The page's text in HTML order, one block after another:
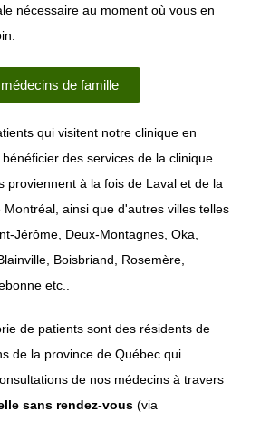
nécessaire au moment où vous en
de famille
qui visitent notre clinique en
des services de la clinique
proviennent à la fois de Laval et de la
ainsi que d'autres villes telles
Jérôme, Deux-Montagnes, Oka,
Boisbriand, Rosemère,
etc..
de patients sont des résidents de
de la province de Québec qui
de nos médecins à travers
sans rendez-vous (via